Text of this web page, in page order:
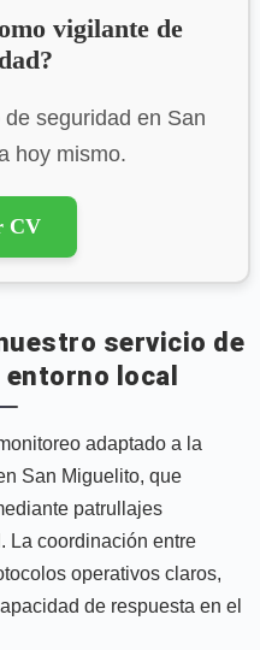
vigilante de
seguridad en San
hoy mismo.
CV
servicio de
local
adaptado a la
San Miguelito, que
patrullajes
La coordinación entre
operativos claros,
de respuesta en el